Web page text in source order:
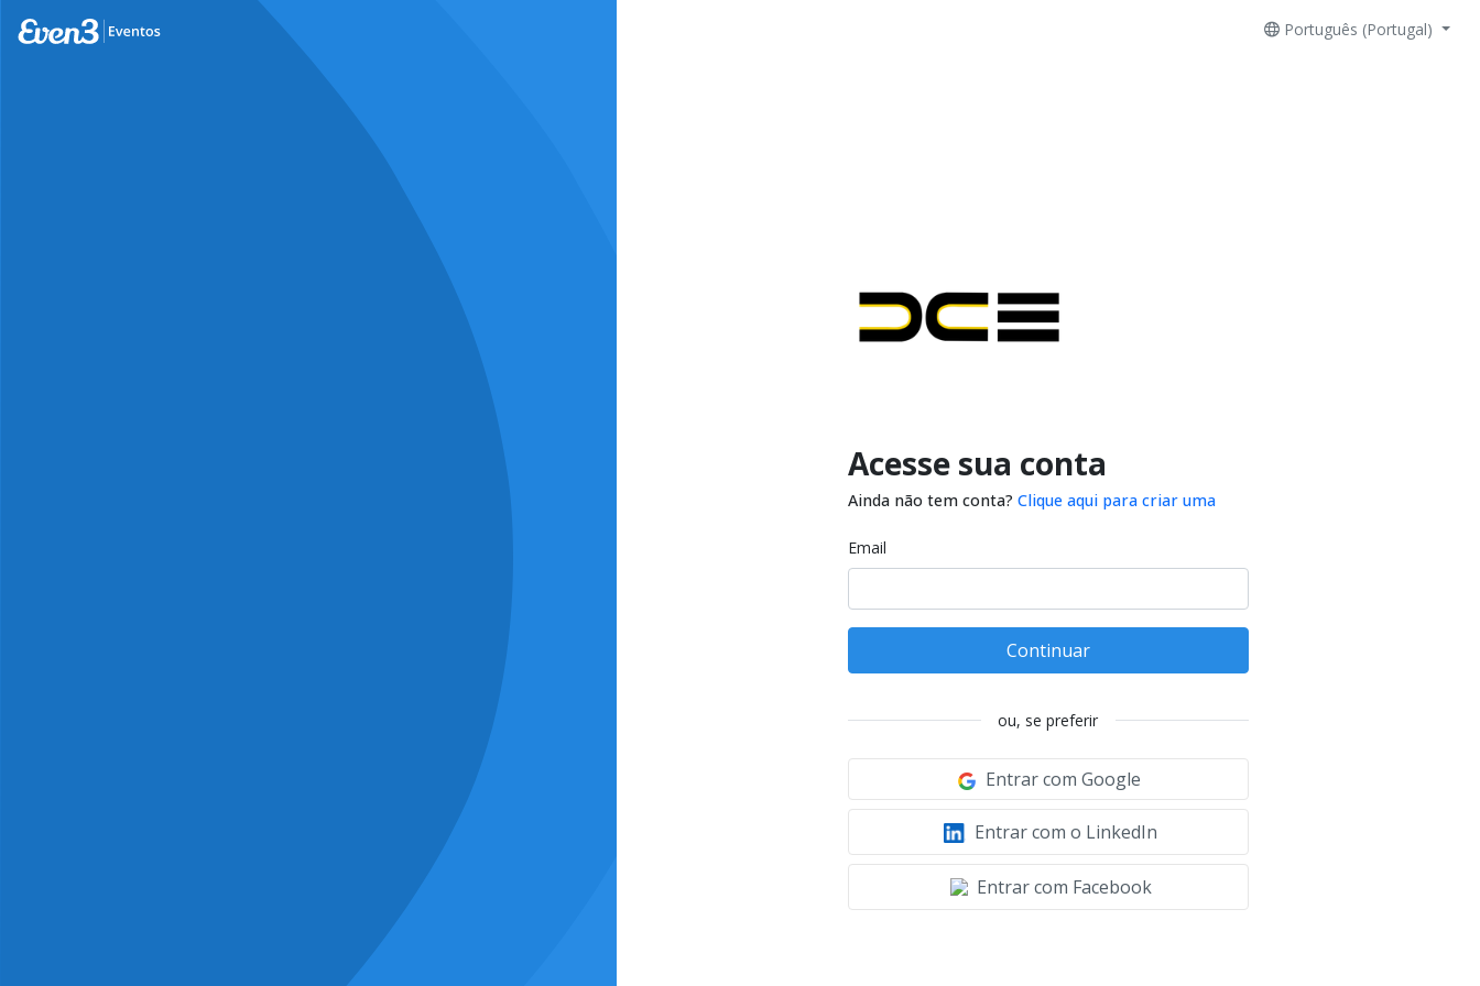
Português (Portugal)
Acesse sua conta
Ainda não tem conta? Clique aqui para criar uma
Email
Continuar
ou, se preferir
Entrar com Google
Entrar com o LinkedIn
Entrar com Facebook